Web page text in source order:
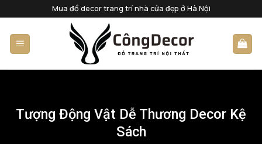
qua
nội
dung
Mua đồ decor trang trí nhà cửa đẹp ở Hà Nội
Tượng Động Vật Dễ Thương Decor Kệ
Sách